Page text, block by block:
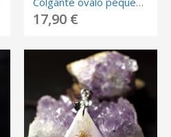
17,90 €